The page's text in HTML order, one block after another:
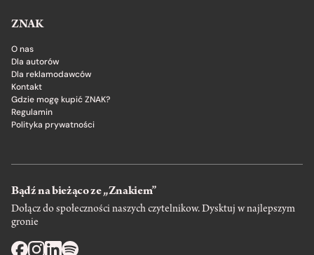
ZNAK
O nas
Dla autorów
Dla reklamodawców
Kontakt
Gdzie mogę kupić ZNAK?
Regulamin
Polityka prywatności
Bądź na bieżąco ze „Znakiem”
Dołącz do społeczności naszych czytelnikow. Dysktuj w najlepszym
gronie